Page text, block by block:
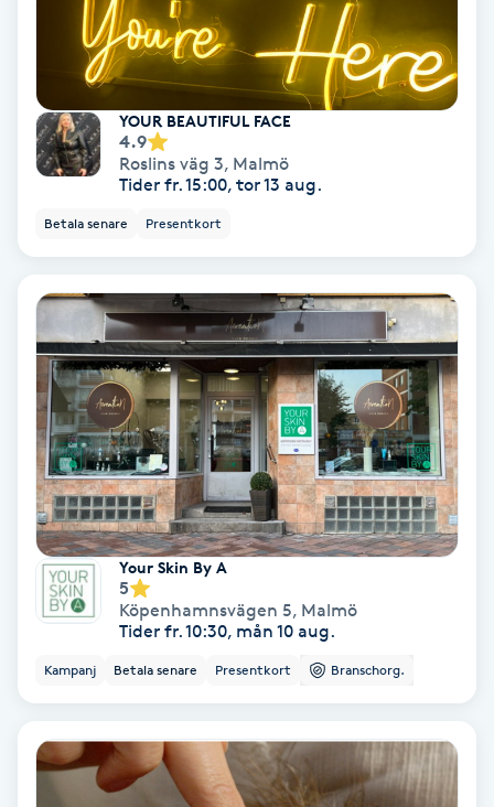
Hyaluronsyra
Hyperhidros
Hypnos
Hårborttagning
Hårförlängning
Hårvård
Hälsa
Hälsprickor
Idrottsmassage
IPL hårborttagning
YOUR BEAUTIFUL FACE
4.9
Roslins väg 3, Malmö
Tider fr. 15:00, tor 13 aug.
Betala senare Presentkort
Your Skin By A
5
Köpenhamnsvägen 5, Malmö
Tider fr. 10:30, mån 10 aug.
Kampanj Betala senare Presentkort Branschorg.